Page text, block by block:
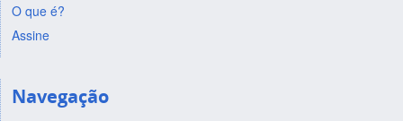
O que é?
Assine
Navegação